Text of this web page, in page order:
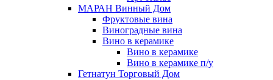
МАРАН Винный Дом
Фруктовые вина
Виноградные вина
Вино в керамике
Вино в керамике
Вино в керамике п/у
Гетнатун Торговый Дом